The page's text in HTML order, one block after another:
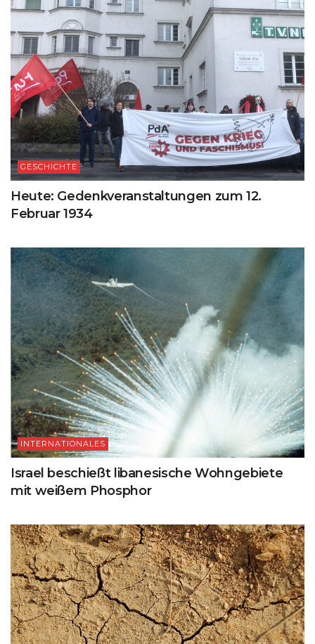
GESCHICHTE
Heute: Gedenkveranstaltungen zum 12.
Februar 1934
INTERNATIONALES
Israel beschießt libanesische Wohngebiete
mit weißem Phosphor